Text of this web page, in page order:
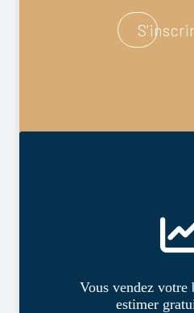
Vous vendez votre
estimer